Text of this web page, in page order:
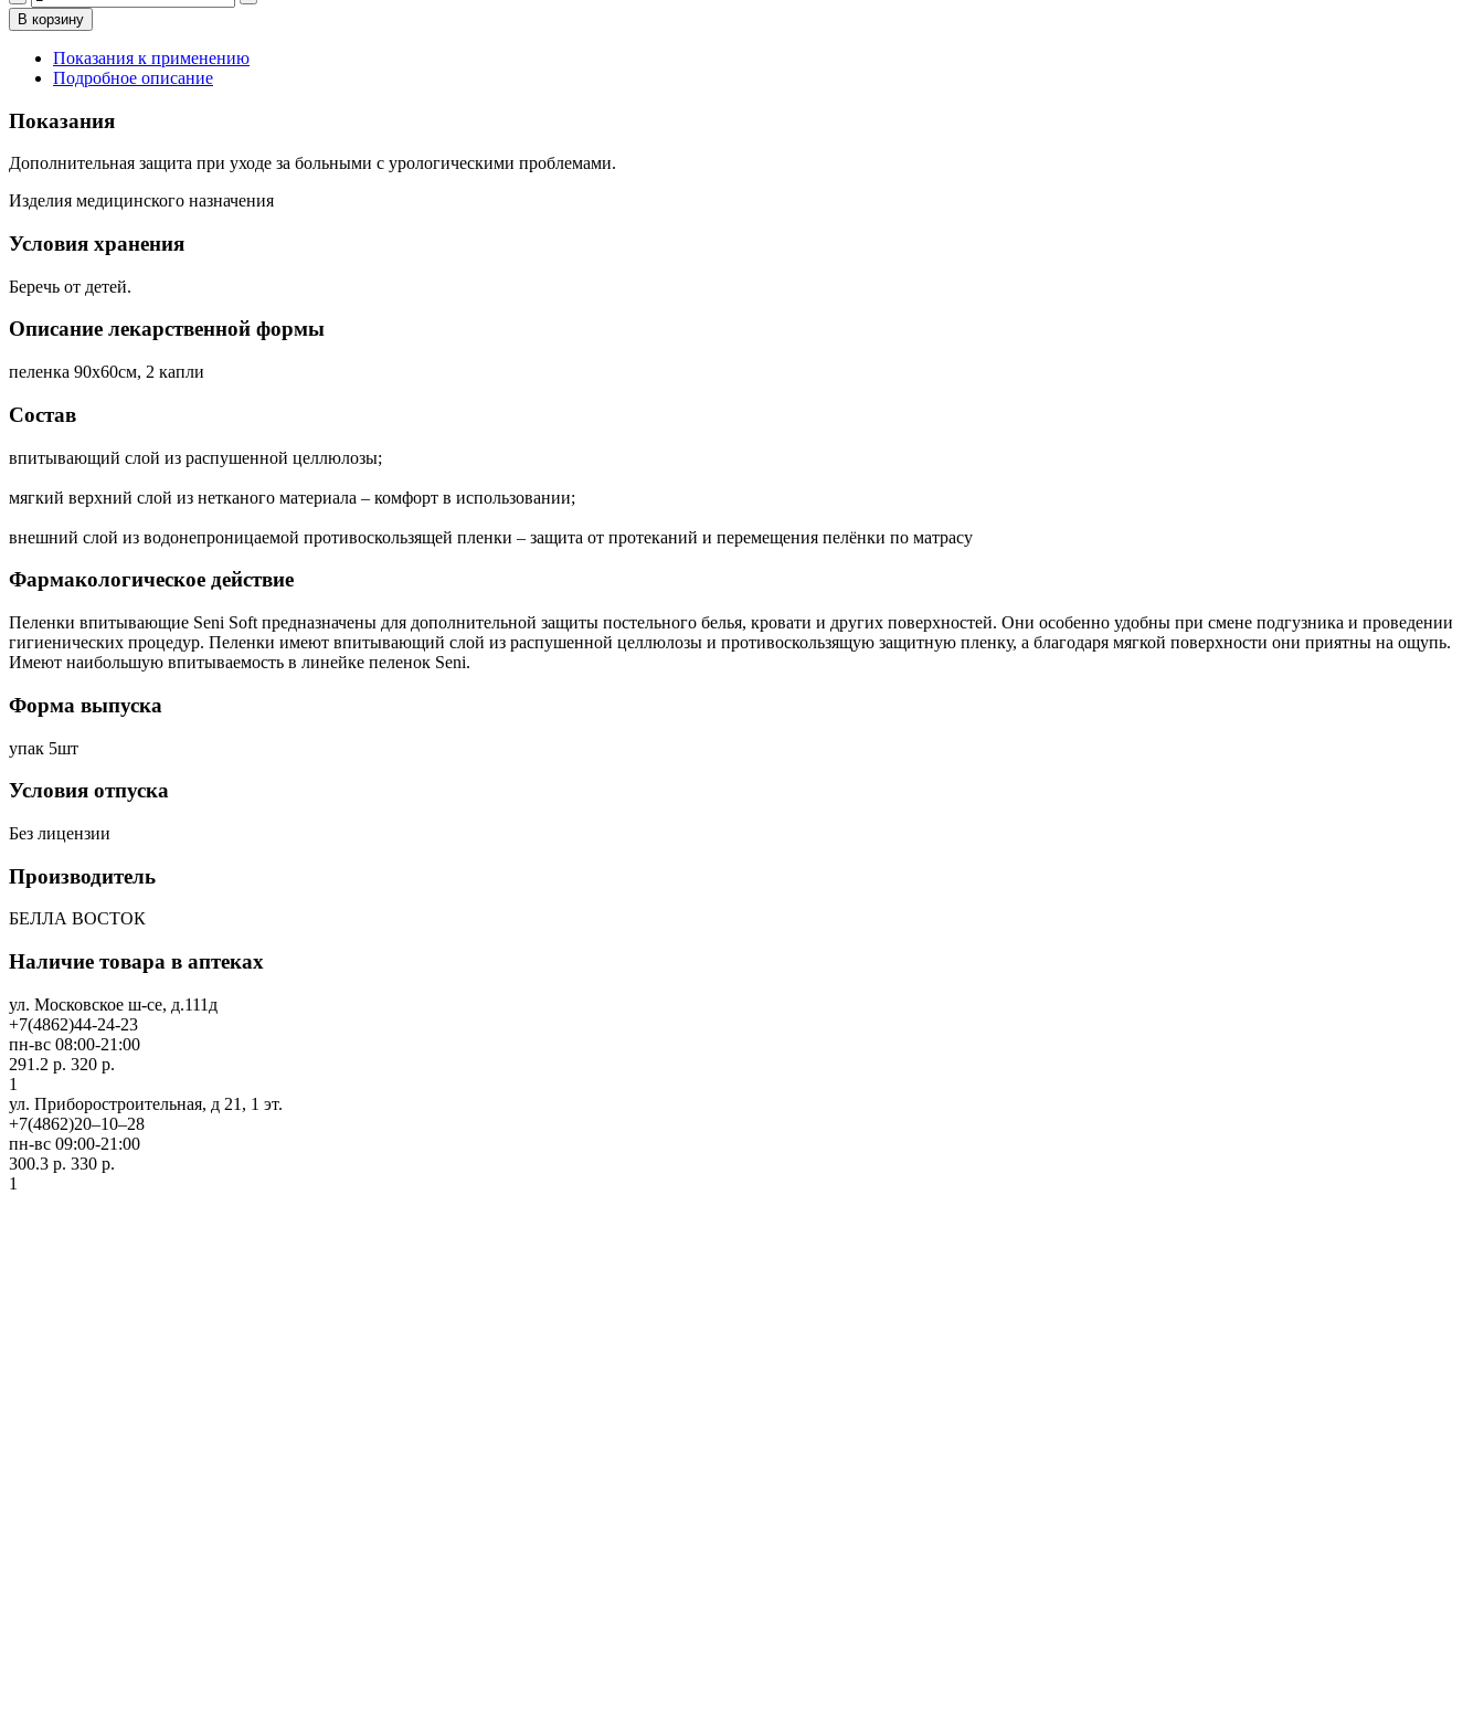
В корзину
Показания к применению
Подробное описание
Показания
Дополнительная защита при уходе за больными с урологическими проблемами.
Изделия медицинского назначения
Условия хранения
Беречь от детей.
Описание лекарственной формы
пеленка 90х60см, 2 капли
Состав
впитывающий слой из распушенной целлюлозы;
мягкий верхний слой из нетканого материала – комфорт в использовании;
внешний слой из водонепроницаемой противоскользящей пленки – защита от протеканий и перемещения пелёнки по матрасу
Фармакологическое действие
Пеленки впитывающие Seni Soft предназначены для дополнительной защиты постельного белья, кровати и других поверхностей. Они особенно удобны при смене подгузника и проведении
гигиенических процедур. Пеленки имеют впитывающий слой из распушенной целлюлозы и противоскользящую защитную пленку, а благодаря мягкой поверхности они приятны на ощупь.
Имеют наибольшую впитываемость в линейке пеленок Seni.
Форма выпуска
упак 5шт
Условия отпуска
Без лицензии
Производитель
БЕЛЛА ВОСТОК
Наличие товара в аптеках
ул. Московское ш-се, д.111д
+7(4862)44-24-23
пн-вс 08:00-21:00
291.2 р. 320 р.
1
ул. Приборостроительная, д 21, 1 эт.
+7(4862)20‒10‒28
пн-вс 09:00-21:00
300.3 р. 330 р.
1